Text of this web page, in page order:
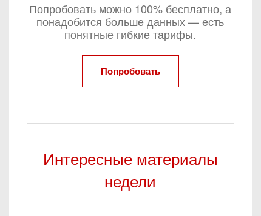
Попробовать можно 100% бесплатно, а
понадобится больше данных — есть
понятные гибкие тарифы.
Попробовать
Интересные материалы
недели